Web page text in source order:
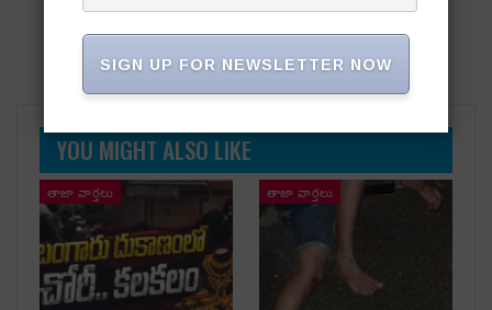
YOU MIGHT ALSO LIKE
తాజా వార్తలు తాజా వార్తలు
SIGN UP FOR NEWSLETTER NOW